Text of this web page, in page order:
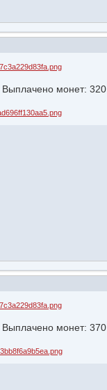
Выплачено монет: 320
Выплачено монет: 370